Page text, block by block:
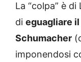
La “colpa” è
di eguagliare
Schumacher
imponendosi